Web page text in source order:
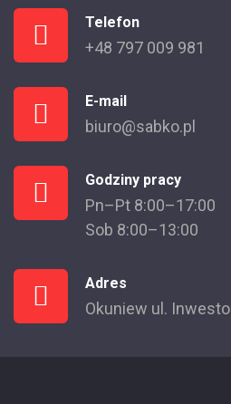
Telefon
+48 797 009 981
E-mail
biuro@sabko.pl
Godziny pracy
Pn–Pt 8:00–17:00
Sob 8:00–13:00
Adres
Okuniew ul.